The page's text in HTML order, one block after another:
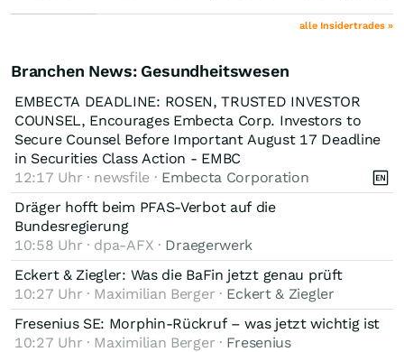
alle Insidertrades »
Branchen News: Gesundheitswesen
EMBECTA DEADLINE: ROSEN, TRUSTED INVESTOR
COUNSEL, Encourages Embecta Corp. Investors to
Secure Counsel Before Important August 17 Deadline
in Securities Class Action - EMBC
12:17 Uhr · newsfile · Embecta Corporation
Dräger hofft beim PFAS-Verbot auf die
Bundesregierung
10:58 Uhr · dpa-AFX · Draegerwerk
Eckert & Ziegler: Was die BaFin jetzt genau prüft
10:27 Uhr · Maximilian Berger · Eckert & Ziegler
Fresenius SE: Morphin-Rückruf – was jetzt wichtig ist
10:27 Uhr · Maximilian Berger · Fresenius